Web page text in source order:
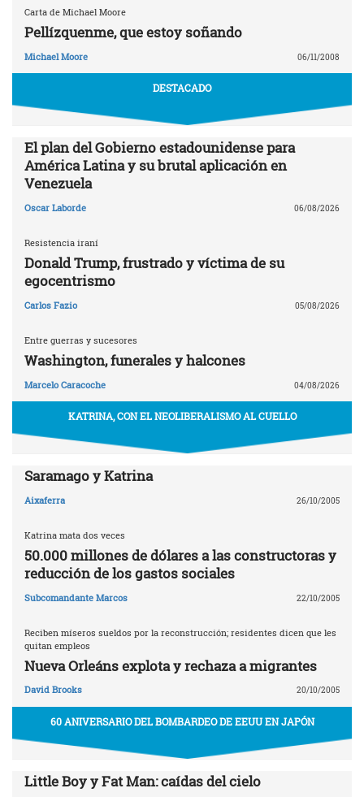
Carta de Michael Moore
Pellízquenme, que estoy soñando
Michael Moore 06/11/2008
DESTACADO
El plan del Gobierno estadounidense para
América Latina y su brutal aplicación en
Venezuela
Oscar Laborde 06/08/2026
Resistencia iraní
Donald Trump, frustrado y víctima de su
egocentrismo
Carlos Fazio 05/08/2026
Entre guerras y sucesores
Washington, funerales y halcones
Marcelo Caracoche 04/08/2026
KATRINA, CON EL NEOLIBERALISMO AL CUELLO
Saramago y Katrina
Aixaferra 26/10/2005
Katrina mata dos veces
50.000 millones de dólares a las constructoras y
reducción de los gastos sociales
Subcomandante Marcos 22/10/2005
Reciben míseros sueldos por la reconstrucción; residentes dicen que les
quitan empleos
Nueva Orleáns explota y rechaza a migrantes
David Brooks 20/10/2005
60 ANIVERSARIO DEL BOMBARDEO DE EEUU EN JAPÓN
Little Boy y Fat Man: caídas del cielo